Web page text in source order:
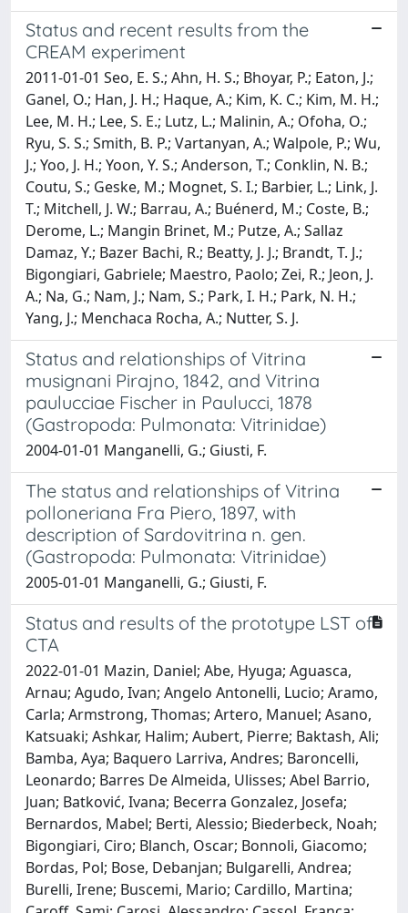
Status and recent results from the
CREAM experiment
2011-01-01 Seo, E. S.; Ahn, H. S.; Bhoyar, P.; Eaton, J.;
Ganel, O.; Han, J. H.; Haque, A.; Kim, K. C.; Kim, M. H.;
Lee, M. H.; Lee, S. E.; Lutz, L.; Malinin, A.; Ofoha, O.;
Ryu, S. S.; Smith, B. P.; Vartanyan, A.; Walpole, P.; Wu,
J.; Yoo, J. H.; Yoon, Y. S.; Anderson, T.; Conklin, N. B.;
Coutu, S.; Geske, M.; Mognet, S. I.; Barbier, L.; Link, J.
T.; Mitchell, J. W.; Barrau, A.; Buénerd, M.; Coste, B.;
Derome, L.; Mangin Brinet, M.; Putze, A.; Sallaz
Damaz, Y.; Bazer Bachi, R.; Beatty, J. J.; Brandt, T. J.;
Bigongiari, Gabriele; Maestro, Paolo; Zei, R.; Jeon, J.
A.; Na, G.; Nam, J.; Nam, S.; Park, I. H.; Park, N. H.;
Yang, J.; Menchaca Rocha, A.; Nutter, S. J.
Status and relationships of Vitrina
musignani Pirajno, 1842, and Vitrina
paulucciae Fischer in Paulucci, 1878
(Gastropoda: Pulmonata: Vitrinidae)
2004-01-01 Manganelli, G.; Giusti, F.
The status and relationships of Vitrina
polloneriana Fra Piero, 1897, with
description of Sardovitrina n. gen.
(Gastropoda: Pulmonata: Vitrinidae)
2005-01-01 Manganelli, G.; Giusti, F.
Status and results of the prototype LST of
CTA
2022-01-01 Mazin, Daniel; Abe, Hyuga; Aguasca,
Arnau; Agudo, Ivan; Angelo Antonelli, Lucio; Aramo,
Carla; Armstrong, Thomas; Artero, Manuel; Asano,
Katsuaki; Ashkar, Halim; Aubert, Pierre; Baktash, Ali;
Bamba, Aya; Baquero Larriva, Andres; Baroncelli,
Leonardo; Barres De Almeida, Ulisses; Abel Barrio,
Juan; Batković, Ivana; Becerra Gonzalez, Josefa;
Bernardos, Mabel; Berti, Alessio; Biederbeck, Noah;
Bigongiari, Ciro; Blanch, Oscar; Bonnoli, Giacomo;
Bordas, Pol; Bose, Debanjan; Bulgarelli, Andrea;
Burelli, Irene; Buscemi, Mario; Cardillo, Martina;